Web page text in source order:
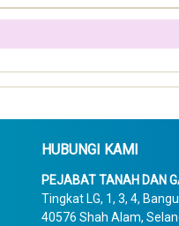
HUBUNGI KAMI
PEJABAT TANAH DAN
Tingkat LG, 1, 3, 4,
40576 Shah Alam,